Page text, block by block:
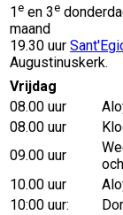
1 e en 3e
maand
19.30 uur
Augustinuskerk.
Vrijdag
08.00 uur
08.00 uur
09.00 uur
10.00 uur
10:00 uur: